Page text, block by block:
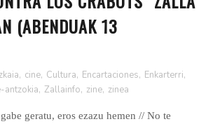
(ABENDUAK 13
, cine, Cultura, Encartaciones, Enkarterri,
antzokia, Zallainfo, zine, zinea
geratu, eros ezazu hemen // No te